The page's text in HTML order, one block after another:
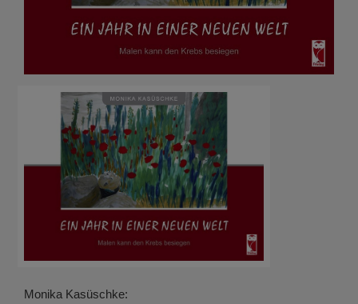
Monika Kasüschke: